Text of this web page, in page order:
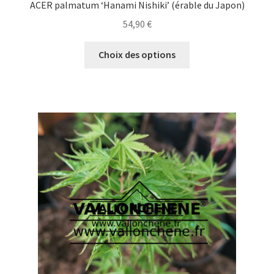
ACER palmatum ‘Hanami Nishiki’ (érable du Japon)
54,90 €
Choix des options
Les
options
peuvent
être
choisies
sur
la
page
du
produit